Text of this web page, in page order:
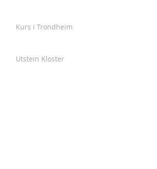
Kurs i Trondheim
Utstein Kloster